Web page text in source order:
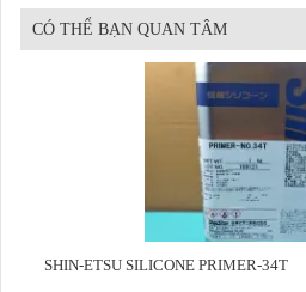
CÓ THỂ BẠN QUAN TÂM
SHIN-ETSU SILICONE PRIMER-34T